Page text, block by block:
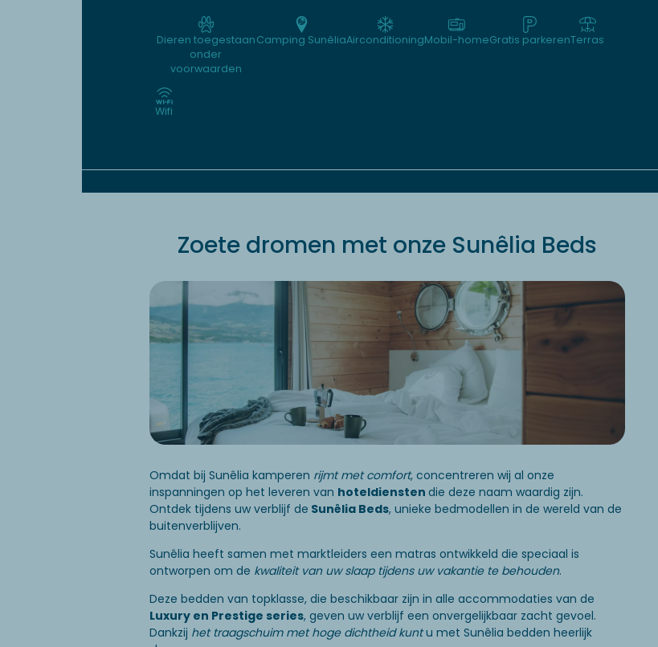
Dieren toegestaan
onder
voorwaarden
Camping SunêliaAirconditioningMobil-homeGratis parkerenTerras
Wifi
Zoete dromen met onze Sunêlia Beds
Omdat bij Sunêlia kamperen rijmt met comfort, concentreren wij al onze
inspanningen op het leveren van hoteldiensten die deze naam waardig zijn.
Ontdek tijdens uw verblijf de Sunêlia Beds, unieke bedmodellen in de wereld van de
buitenverblijven.
Sunêlia heeft samen met marktleiders een matras ontwikkeld die speciaal is
ontworpen om de kwaliteit van uw slaap tijdens uw vakantie te behouden.
Deze bedden van topklasse, die beschikbaar zijn in alle accommodaties van de
Luxury en Prestige series, geven uw verblijf een onvergelijkbaar zacht gevoel.
Dankzij het traagschuim met hoge dichtheid kuntu met Sunêlia bedden heerlijk